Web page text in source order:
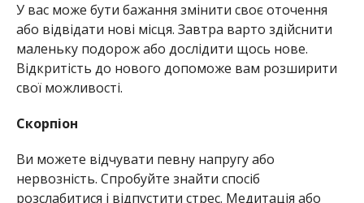
У вас може бути бажання змінити своє оточення
або відвідати нові місця. Завтра варто здійснити
маленьку подорож або дослідити щось нове.
Відкритість до нового допоможе вам розширити
свої можливості.
Скорпіон
Ви можете відчувати певну напругу або
нервозність. Спробуйте знайти спосіб
розслабитися і відпустити стрес. Медитація або